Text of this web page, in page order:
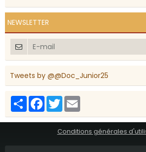
NEWSLETTER
Tweets by @@Doc_Junior25
PartagerFacebook
Twitter
Conditions générales